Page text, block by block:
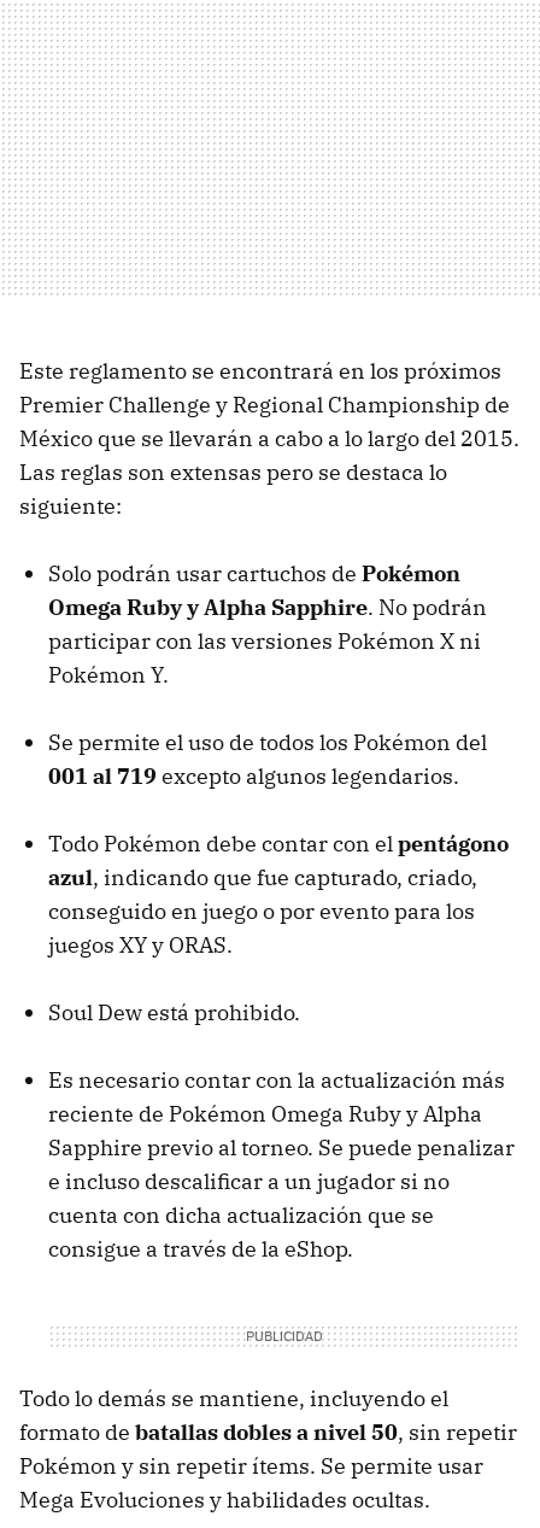
Este reglamento se encontrará en los próximos
Premier Challenge y Regional Championship de
México que se llevarán a cabo a lo largo del 2015.
Las reglas son extensas pero se destaca lo
siguiente:
Solo podrán usar cartuchos de Pokémon
Omega Ruby y Alpha Sapphire. No podrán
participar con las versiones Pokémon X ni
Pokémon Y.
Se permite el uso de todos los Pokémon del
001 al 719 excepto algunos legendarios.
Todo Pokémon debe contar con elpentágono
azul, indicando que fue capturado, criado,
conseguido en juego o por evento para los
juegos XY y ORAS.
Soul Dew está prohibido.
Es necesario contar con la actualización más
reciente de Pokémon Omega Ruby y Alpha
Sapphire previo al torneo. Se puede penalizar
e incluso descalificar a un jugador si no
cuenta con dicha actualización que se
consigue a través de la eShop.
Todo lo demás se mantiene, incluyendo el
formato de batallas dobles a nivel 50, sin repetir
Pokémon y sin repetir ítems. Se permite usar
Mega Evoluciones y habilidades ocultas.